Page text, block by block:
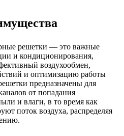
решетки — это важные
и кондиционирования,
воздухообмен,
и оптимизацию работы
предназначены для
от попадания
и влаги, в то время как
поток воздуха, распределяя